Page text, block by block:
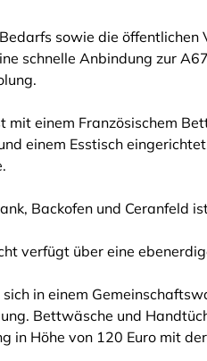
sowie die öffentlichen
schnelle Anbindung zur
mit einem Französischem
einem Esstisch
Backofen und Ceranfeld
verfügt über eine
in einem
Bettwäsche und
in Höhe von 120 Euro mit